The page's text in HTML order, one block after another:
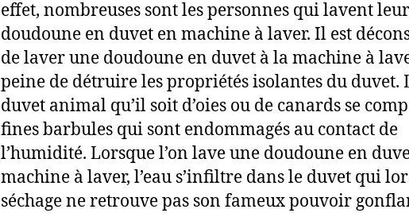
effet, nombreuses sont les personnes qui lavent leur
doudoune en duvet en machine à laver. Il est
de laver une doudoune en duvet à la machine à
peine de détruire les propriétés isolantes du duvet.
duvet animal qu’il soit d’oies ou de canards se
fines barbules qui sont endommagés au contact de
l’humidité. Lorsque l’on lave une doudoune en
machine à laver, l’eau s’infiltre dans le duvet qui
séchage ne retrouve pas son fameux pouvoir